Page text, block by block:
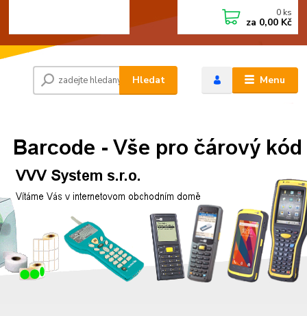
Menu
Hledat
0 ks
za 0,00 Kč